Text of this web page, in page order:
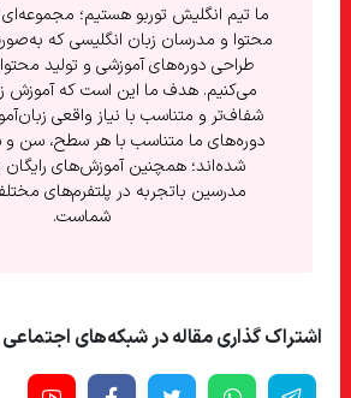
ما تیم انگلیش توربو هستیم؛ مجموعه‌ای
محتوا و مدرسان زبان انگلیسی که
طراحی دوره‌های آموزشی و تولید
می‌کنیم. هدف ما این است که آموزش
شفاف‌تر و متناسب با نیاز واقعی
دوره‌های ما متناسب با هر سطح، سن و
شده‌اند؛ همچنین آموزش‌های رایگان
مدرسین باتجربه در پلتفرم‌های
شماست.
اشتراک گذاری مقاله در شبکه‌های اجتماعی